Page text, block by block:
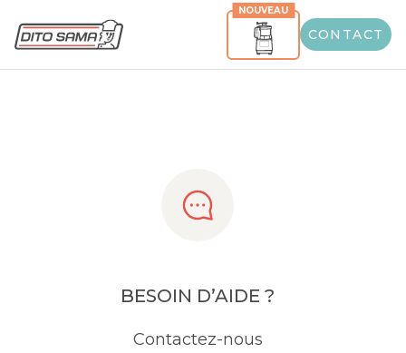
NOUVEAU
CONTACT
Share
BESOIN D’AIDE ?
Contactez-nous